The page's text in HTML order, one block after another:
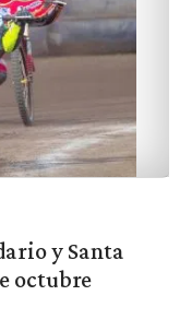
y Santa
octubre